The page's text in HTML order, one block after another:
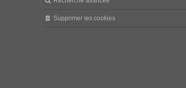
Supprimer les cookies